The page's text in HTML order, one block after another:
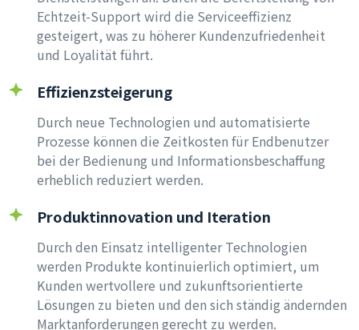
Echtzeit-Support wird die Serviceeffizienz
gesteigert, was zu höherer Kundenzufriedenheit
und Loyalität führt.
Effizienzsteigerung
Durch neue Technologien und automatisierte
Prozesse können die Zeitkosten für Endbenutzer
bei der Bedienung und Informationsbeschaffung
erheblich reduziert werden.
Produktinnovation und Iteration
Durch den Einsatz intelligenter Technologien
werden Produkte kontinuierlich optimiert, um
Kunden wertvollere und zukunftsorientierte
Lösungen zu bieten und den sich ständig ändernden
Marktanforderungen gerecht zu werden.